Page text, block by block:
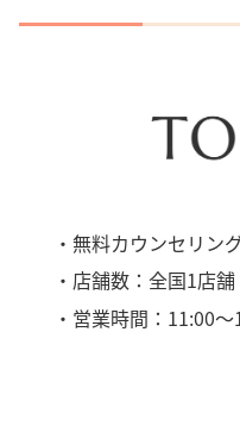
・無料カウンセリン
・店舗数：全国1店舗
・営業時間：11:00